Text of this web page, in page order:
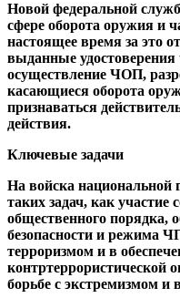
Новой федеральной
сфере оборота оружия и
настоящее время за это
выданные удостоверения
осуществление ЧОП,
касающиеся оборота
признаваться
действия.
Ключевые задачи
На войска национальной
таких задач, как участие
общественного порядка,
безопасности и режима
терроризмом и в
контртеррористической
борьбе с экстремизмом и